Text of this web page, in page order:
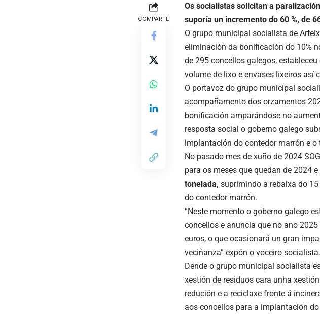
COMPARTE
Os socialistas solicitan a
suporía un incremento do 60 %, de
O grupo municipal socialista de
eliminación da bonificación do 10%
de 295 concellos galegos,
volume de lixo e envases lixeiros así
O portavoz do grupo municipal
acompañamento dos orzamentos
bonificación amparándose no
resposta social o goberno galego
implantación do contedor marrón e
No pasado mes de xuño de 2024
para os meses que quedan de 2024
tonelada, suprimindo a rebaixa do
do contedor marrón.
“Neste momento o goberno galego
concellos e anuncia que no ano
euros, o que ocasionará un gran
veciñanza” expón o voceiro socialista.
Dende o grupo municipal socialista
xestión de residuos cara unha
redución e a reciclaxe fronte á
aos concellos para a implantación